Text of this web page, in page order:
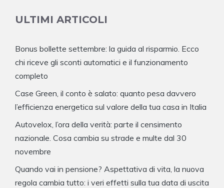
ULTIMI ARTICOLI
Bonus bollette settembre: la guida al risparmio. Ecco
chi riceve gli sconti automatici e il funzionamento
completo
Case Green, il conto è salato: quanto pesa davvero
l’efficienza energetica sul valore della tua casa in Italia
Autovelox, l’ora della verità: parte il censimento
nazionale. Cosa cambia su strade e multe dal 30
novembre
Quando vai in pensione? Aspettativa di vita, la nuova
regola cambia tutto: i veri effetti sulla tua data di uscita